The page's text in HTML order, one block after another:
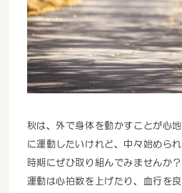
秋は、外で身体を動かすことが心
に運動したいけれど、中々始めら
時期にぜひ取り組んでみませんか？
運動は心拍数を上げたり、血行を